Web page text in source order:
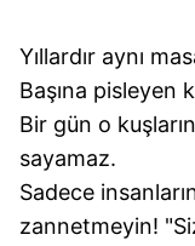
Yıllardır aynı
Başına pisleyen
Bir gün o
sayamaz.
Sadece
zannetmeyin!